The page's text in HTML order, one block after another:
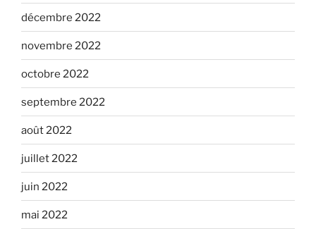
décembre 2022
novembre 2022
octobre 2022
septembre 2022
août 2022
juillet 2022
juin 2022
mai 2022